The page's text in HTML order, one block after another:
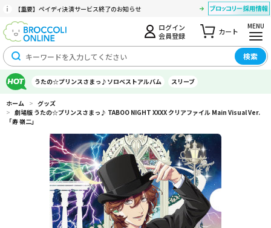
【重要】ペイディ決済サービス終了のお知らせ
ログイン
会員登録
カート
MENU
検索
うたの☆プリンスさまっ♪ソロベストアルバム スリーブ
ホーム > グッズ
> 劇場版 うたの☆プリンスさまっ♪ TABOO NIGHT XXXX クリアファイル Main Visual Ver.
「寿 嶺二」